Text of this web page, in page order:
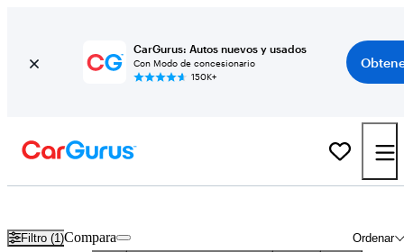
CarGurus: Autos nuevos y usados
Con Modo de concesionario
150K+
Filtro (1) Ordenar
Compara